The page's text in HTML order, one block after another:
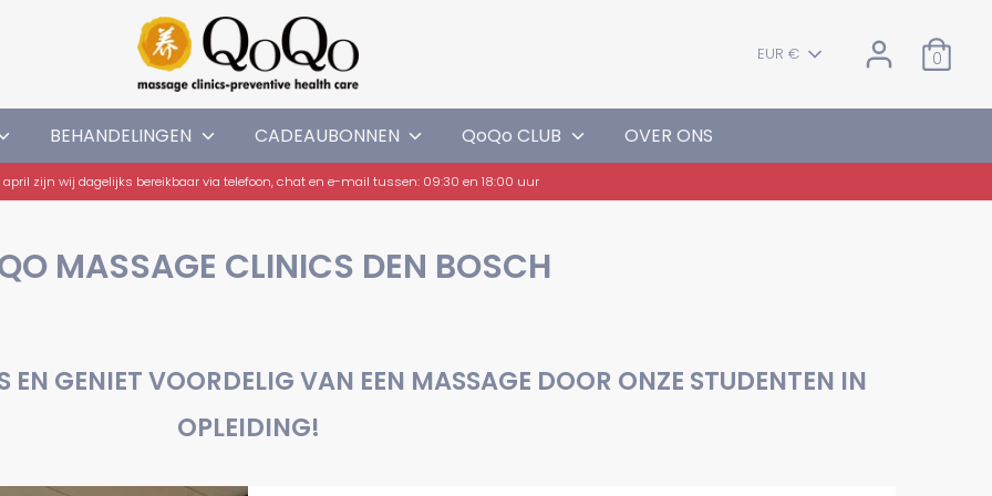
VALUTA
EUR € 0
BEHANDELINGEN CADEAUBONNEN QoQo CLUB OVER ONS
Nieuw: Specifieke-Pijnbehandeling, combinatie van Moxa-therapie + massage!
MASSAGE CLINICS DEN BOSCH
EN GENIET VOORDELIG VAN EEN MASSAGE DOOR ONZE STUDENTEN IN
OPLEIDING!